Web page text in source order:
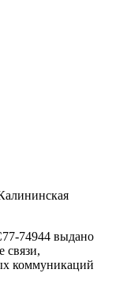
74944 выдано
связи,
коммуникаций